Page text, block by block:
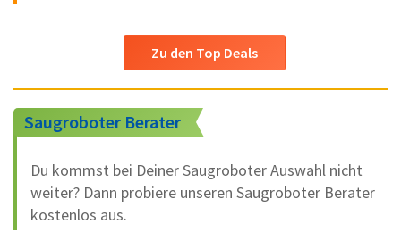
Zu den Top Deals
Saugroboter Berater
Du kommst bei Deiner Saugroboter Auswahl nicht
weiter? Dann probiere unseren Saugroboter Berater
kostenlos aus.